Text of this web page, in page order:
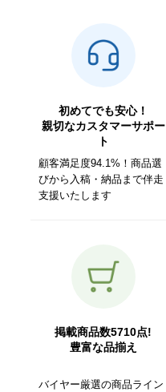
初めてでも安心！
親切なカスタマーサポー
ト
顧客満足度94.1%！商品選
びから入稿・納品まで伴走
支援いたします
掲載商品数5710点!
豊富な品揃え
バイヤー厳選の商品ライン